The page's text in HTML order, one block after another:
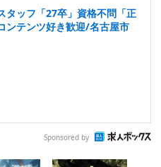
タッフ「27卒」資格不問「正
ンテンツ好き歓迎/名古屋市
Sponsored by